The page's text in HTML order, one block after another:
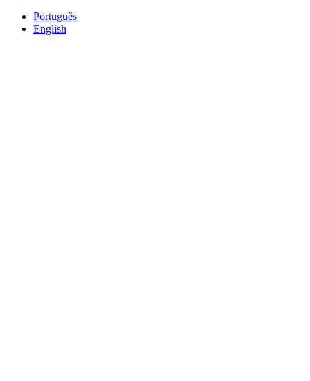
Português
English